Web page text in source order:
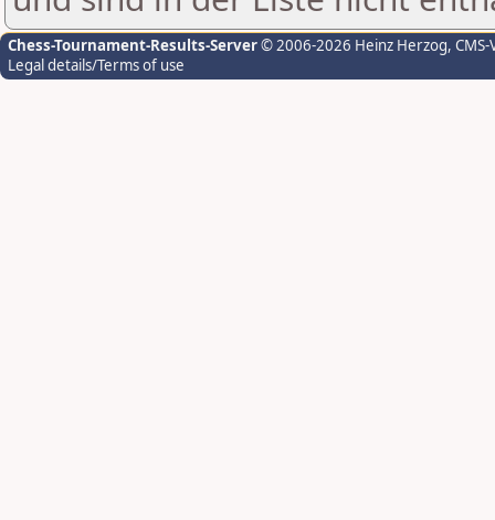
Chess-Tournament-Results-Server© 2006-2026 Heinz Herzog,
Legal details/Terms of use